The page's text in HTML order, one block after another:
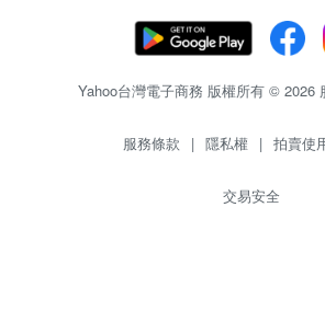
Yahoo台灣電子商務 版權所有 © 2026
服務條款 | 隱私權 | 拍賣使
交易安全